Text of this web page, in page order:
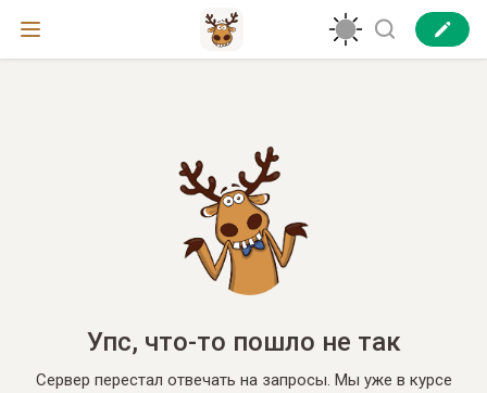
Упс, что-то пошло не так
Сервер перестал отвечать на запросы. Мы уже в курсе